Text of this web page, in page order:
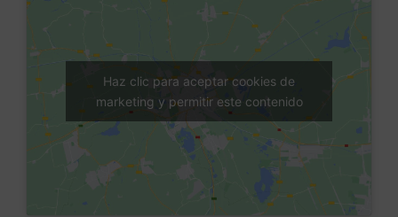
Haz clic para aceptar cookies de
marketing y permitir este contenido